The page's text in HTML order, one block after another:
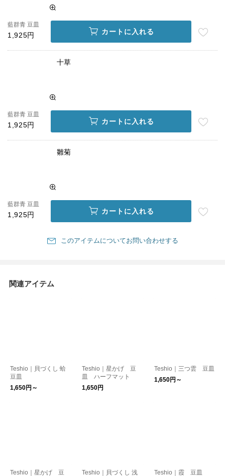
藍群青 豆皿
1,925円 カートに入れる
十草
藍群青 豆皿
1,925円 カートに入れる
雛菊
藍群青 豆皿
1,925円 カートに入れる
このアイテムについてお問い合わせする
関連アイテム
Teshio｜貝づくし 蛤
豆皿
1,650円～
Teshio｜星かげ 豆
皿 ハーフマット
1,650円
Teshio｜三つ雲 豆皿
1,650円～
Teshio｜星かげ 豆
Teshio｜貝づくし 浅
Teshio｜霞 豆皿